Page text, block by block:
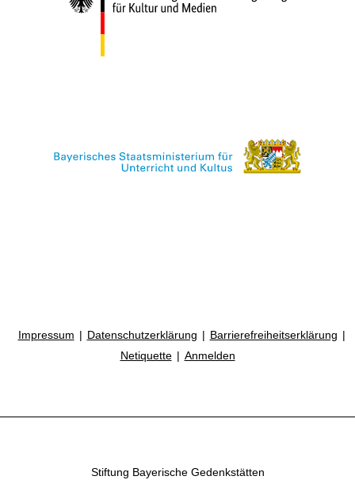
Impressum Datenschutzerklärung
Barrierefreiheitserklärung
Netiquette
Anmelden
Stiftung Bayerische Gedenkstätten